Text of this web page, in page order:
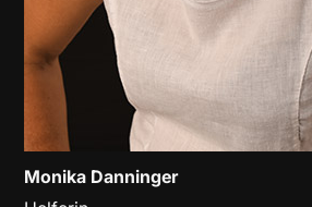
Monika Danninger